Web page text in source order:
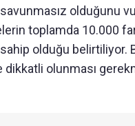
savunmasız olduğunu
toplamda 10.000
olduğu belirtiliyor.
olunması